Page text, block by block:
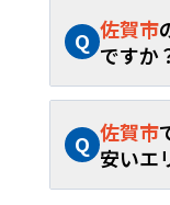
Q 佐賀市
ですか
A 佐賀市
（約
価約
Q 佐賀市
安いエ